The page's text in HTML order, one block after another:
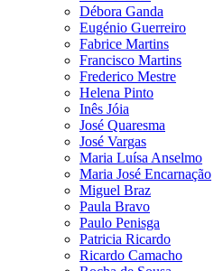
Débora Ganda
Eugénio Guerreiro
Fabrice Martins
Francisco Martins
Frederico Mestre
Helena Pinto
Inês Jóia
José Quaresma
José Vargas
Maria Luísa Anselmo
Maria José Encarnação
Miguel Braz
Paula Bravo
Paulo Penisga
Patricia Ricardo
Ricardo Camacho